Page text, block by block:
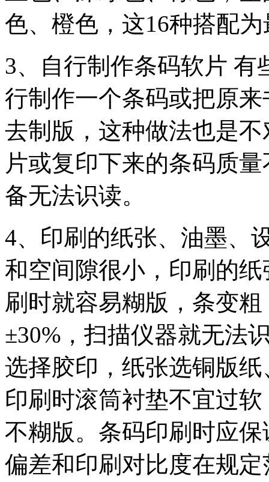
色、橙色，这16种搭配
3、自行制作条码软片
行制作一个条码或把原
去制版，这种做法也是
片或复印下来的条码质
备无法识读。
4、印刷的纸张、油墨、
和空间隙很小，印刷的
刷时就容易糊版，条变
±30%，扫描仪器就无法
选择胶印，纸张选铜版
印刷时滚筒衬垫不宜过
不糊版。条码印刷时应
偏差和印刷对比度在规